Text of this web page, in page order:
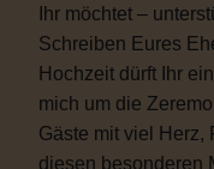
Ihr möchtet –
Schreiben Eures
Hochzeit dürft Ihr
mich um die
Gäste mit viel Herz,
diesen besonderen